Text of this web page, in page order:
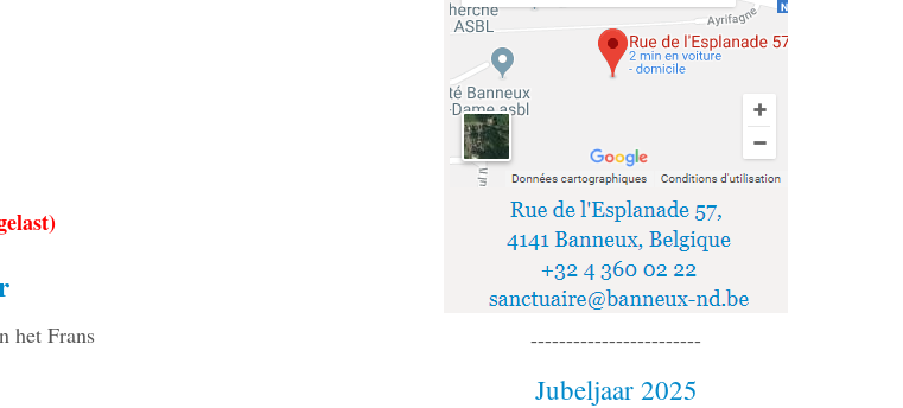
Frans ------------------------
Jubeljaar 2025